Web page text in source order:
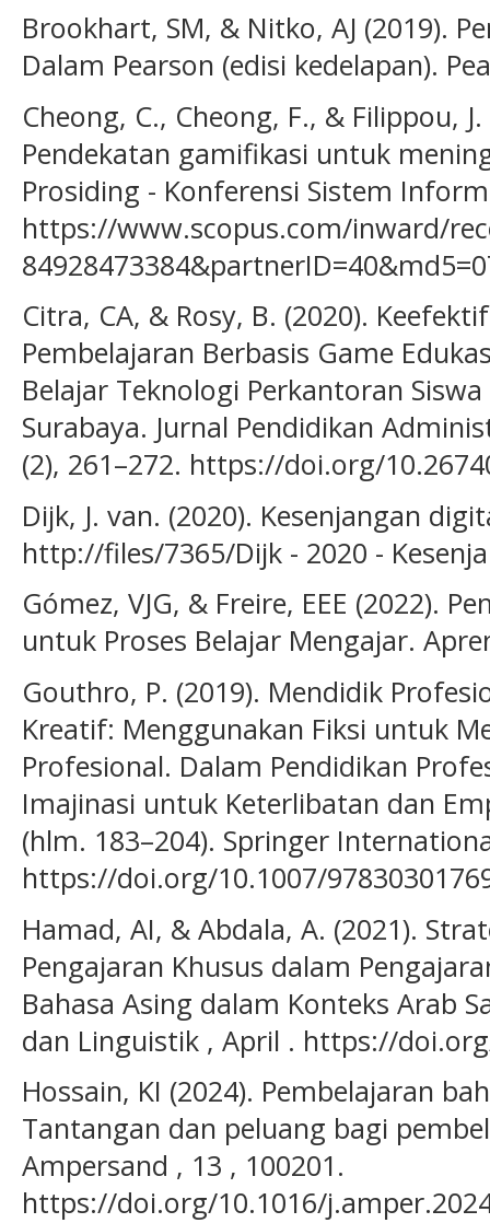
Brookhart, SM, & Nitko, AJ (2019).
Dalam Pearson (edisi kedelapan).
Cheong, C., Cheong, F., & Filippou,
Pendekatan gamifikasi untuk
Prosiding - Konferensi Sistem
https://www.scopus.com/inward/
Citra, CA, & Rosy, B. (2020).
Pembelajaran Berbasis Game
Belajar Teknologi Perkantoran
Surabaya. Jurnal Pendidikan
(2), 261–272. https://doi.org/
Dijk, J. van. (2020). Kesenjangan
http://files/7365/Dijk - 2020 -
Gómez, VJG, & Freire, EEE (2022).
untuk Proses Belajar Mengajar.
Gouthro, P. (2019). Mendidik
Kreatif: Menggunakan Fiksi untuk
Profesional. Dalam Pendidikan
Imajinasi untuk Keterlibatan dan
(hlm. 183–204). Springer
https://doi.org/10.1007/
Hamad, AI, & Abdala, A. (2021).
Pengajaran Khusus dalam
Bahasa Asing dalam Konteks Arab
dan Linguistik , April . https://
Hossain, KI (2024). Pembelajaran
Tantangan dan peluang bagi
Ampersand , 13 , 100201.
https://doi.org/10.1016/